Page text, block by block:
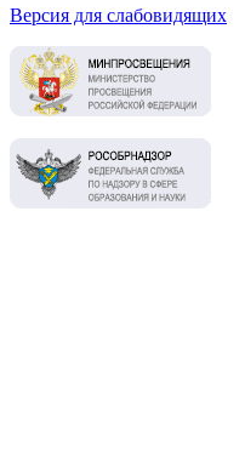
Версия для слабовидящих